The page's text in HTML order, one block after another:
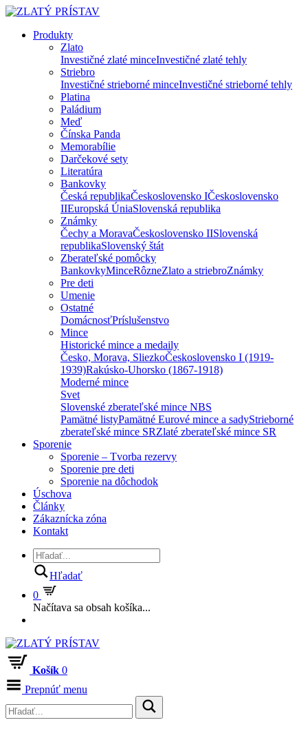
Produkty
Zlato
Investičné zlaté minceInvestičné zlaté tehly
Striebro
Investičné strieborné minceInvestičné strieborné tehly
Platina
Paládium
Meď
Čínska Panda
Memorabílie
Darčekové sety
Literatúra
Bankovky
Česká republikaČeskoslovensko IČeskoslovensko
IIEuropská ÚniaSlovenská republika
Známky
Čechy a MoravaČeskoslovensko IISlovenská
republikaSlovenský štát
Zberateľské pomôcky
BankovkyMinceRôzneZlato a striebroZnámky
Pre deti
Umenie
Ostatné
DomácnosťPríslušenstvo
Mince
Historické mince a medaily
Česko, Morava, SliezkoČeskoslovensko I (1919-
1939)Rakúsko-Uhorsko (1867-1918)
Moderné mince
Svet
Slovenské zberateľské mince NBS
Pamätné listyPamätné Eurové mince a sadyStrieborné
zberateľské mince SRZlaté zberateľské mince SR
Sporenie
Sporenie – Tvorba rezervy
Sporenie pre deti
Sporenie na dôchodok
Úschova
Články
Zákaznícka zóna
Kontakt
Hľadať
0
Načítava sa obsah košíka...
Košík 0
Prepnúť menu